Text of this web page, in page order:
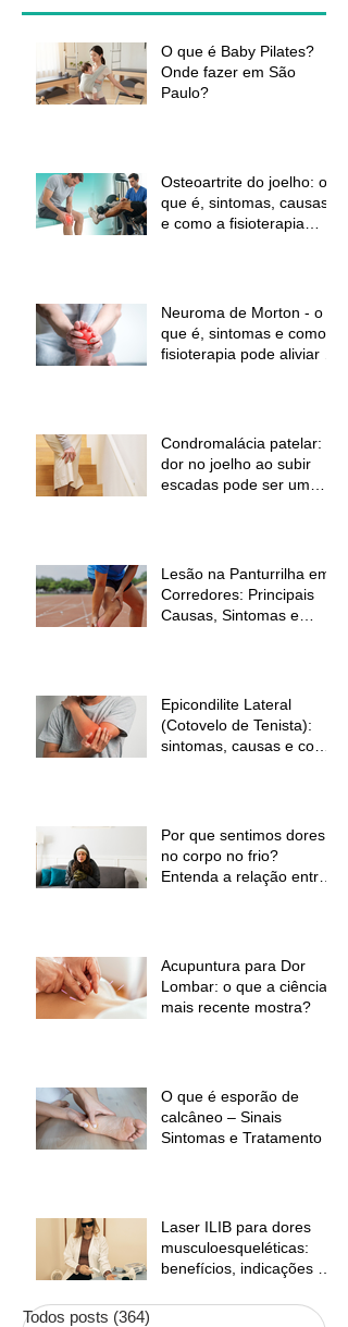
O que é Baby Pilates?
Onde fazer em São
Paulo?
Osteoartrite do joelho: o
que é, sintomas, causas
e como a fisioterapia
Neuroma de Morton - o
que é, sintomas e como a
fisioterapia pode aliviar a
Condromalácia patelar:
dor no joelho ao subir
escadas pode ser um
Lesão na Panturrilha em
Corredores: Principais
Causas, Sintomas e
Epicondilite Lateral
(Cotovelo de Tenista):
sintomas, causas e como
Por que sentimos dores
no corpo no frio?
Entenda a relação entre
Acupuntura para Dor
Lombar: o que a ciência
mais recente mostra?
O que é esporão de
calcâneo – Sinais
Sintomas e Tratamento
Laser ILIB para dores
musculoesqueléticas:
benefícios, indicações e
Todos posts (364)